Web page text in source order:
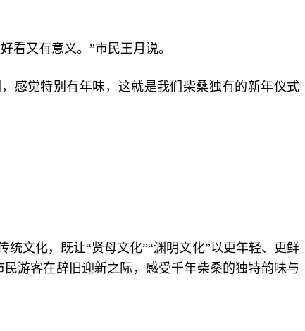
看又有意义。”市民王月说。
感觉特别有年味，这就是我们柴桑独有的新年仪式
文化，既让“贤母文化”“渊明文化”以更年轻、更鲜
游客在辞旧迎新之际，感受千年柴桑的独特韵味与